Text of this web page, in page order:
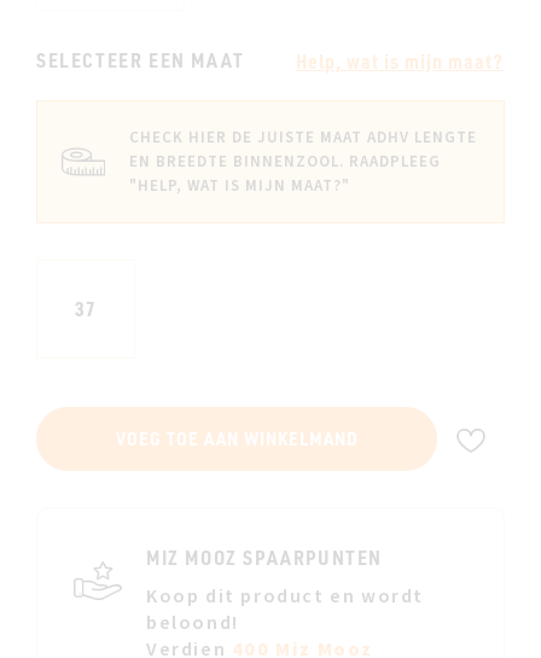
SELECTEER EEN MAAT Help, wat is mijn maat?
CHECK HIER DE JUISTE MAAT ADHV LENGTE
EN BREEDTE BINNENZOOL. RAADPLEEG
"HELP, WAT IS MIJN MAAT?"
37
VOEG TOE AAN WINKELMAND
MIZ MOOZ SPAARPUNTEN
Koop dit product en wordt
beloond!
Verdien 400 Miz Mooz